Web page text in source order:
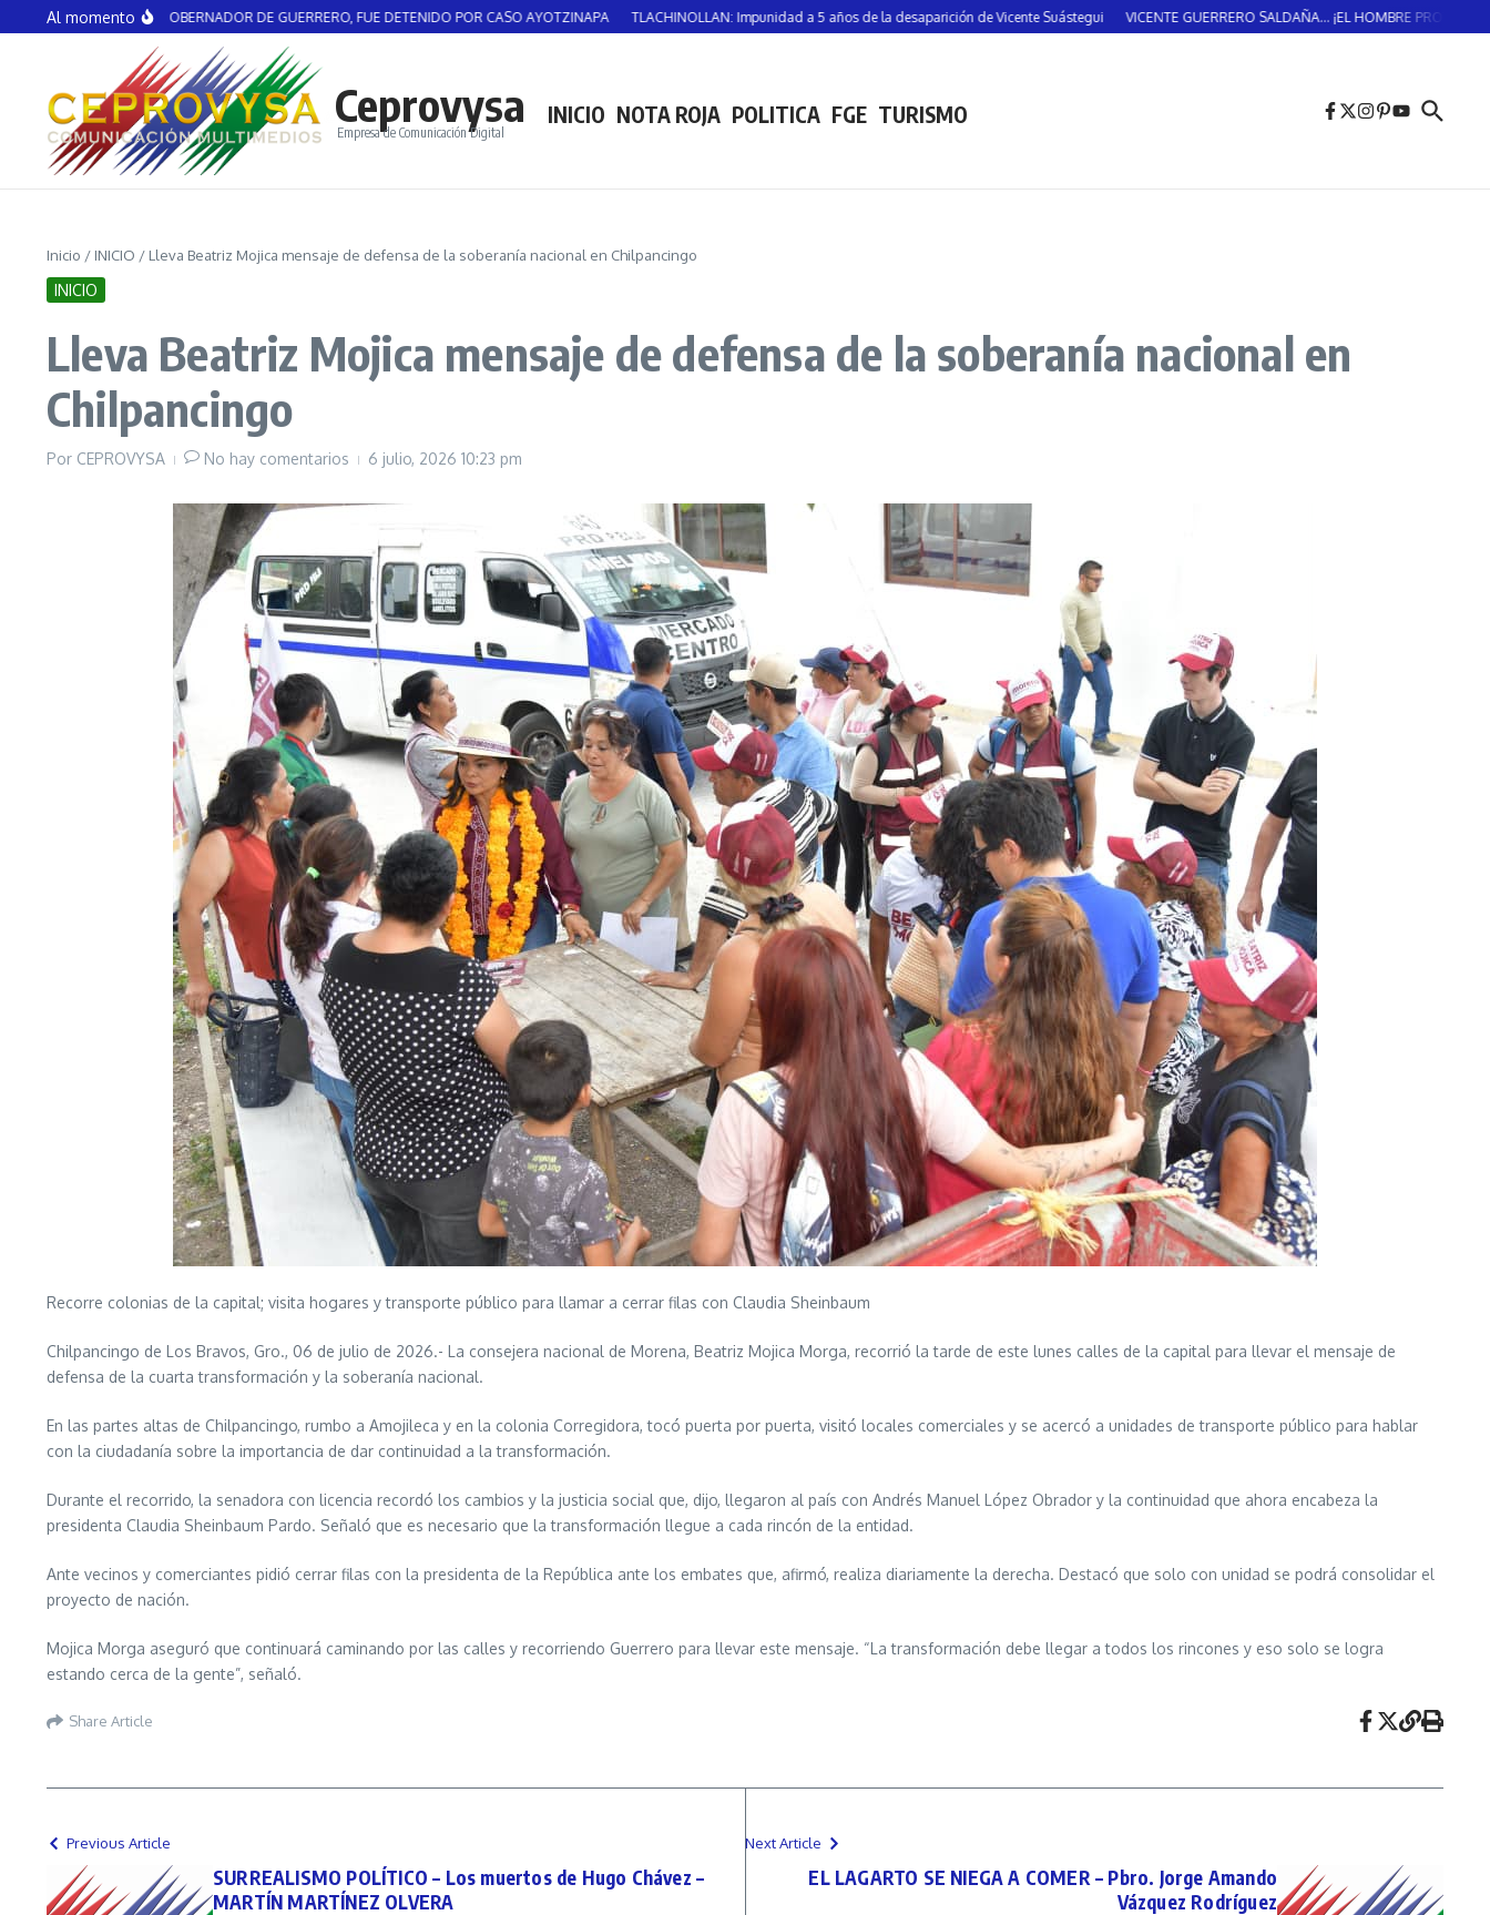
Saltar al contenido
Al momento
AGUIRRE, EX GOBERNADOR DE GUERRERO, FUE DETENIDO POR CASO AYOTZINAPA TLACHINOLLAN: Impunidad a 5 años de la desaparición de Vicente Suástegui VICENTE GUERRERO SALDAÑA… ¡EL HOMBRE PROVIDENCIAL!…
Ceprovysa
Empresa de Comunicación Digital
INICIO NOTA ROJA POLITICA FGE TURISMO
Inicio / INICIO / Lleva Beatriz Mojica mensaje de defensa de la soberanía nacional en Chilpancingo
INICIO
Lleva Beatriz Mojica mensaje de defensa de la soberanía nacional en
Chilpancingo
Por CEPROVYSA No hay comentarios 6 julio, 2026 10:23 pm
Recorre colonias de la capital; visita hogares y transporte público para llamar a cerrar filas con Claudia Sheinbaum
Chilpancingo de Los Bravos, Gro., 06 de julio de 2026.- La consejera nacional de Morena, Beatriz Mojica Morga, recorrió la tarde de este lunes calles de la capital para llevar el mensaje de
defensa de la cuarta transformación y la soberanía nacional.
En las partes altas de Chilpancingo, rumbo a Amojileca y en la colonia Corregidora, tocó puerta por puerta, visitó locales comerciales y se acercó a unidades de transporte público para hablar
con la ciudadanía sobre la importancia de dar continuidad a la transformación.
Durante el recorrido, la senadora con licencia recordó los cambios y la justicia social que, dijo, llegaron al país con Andrés Manuel López Obrador y la continuidad que ahora encabeza la
presidenta Claudia Sheinbaum Pardo. Señaló que es necesario que la transformación llegue a cada rincón de la entidad.
Ante vecinos y comerciantes pidió cerrar filas con la presidenta de la República ante los embates que, afirmó, realiza diariamente la derecha. Destacó que solo con unidad se podrá consolidar el
proyecto de nación.
Mojica Morga aseguró que continuará caminando por las calles y recorriendo Guerrero para llevar este mensaje. “La transformación debe llegar a todos los rincones y eso solo se logra
estando cerca de la gente”, señaló.
Share Article
Previous Article
SURREALISMO POLÍTICO – Los muertos de Hugo Chávez –
MARTÍN MARTÍNEZ OLVERA
Next Article
EL LAGARTO SE NIEGA A COMER – Pbro. Jorge Amando
Vázquez Rodríguez